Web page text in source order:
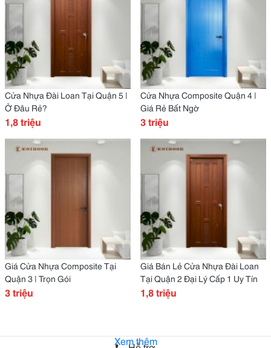
Cửa Nhựa Đài Loan Tại Quận 5 |
Ở Đâu Rẻ?
1,8 triệu
Cửa Nhựa Composite Quận 4 |
Giá Rẻ Bất Ngờ
3 triệu
Giá Cửa Nhựa Composite Tại
Quận 3 | Trọn Gói
3 triệu
Giá Bán Lẻ Cửa Nhựa Đài Loan
Tại Quận 2 Đại Lý Cấp 1 Uy Tín
1,8 triệu
Xem thêm